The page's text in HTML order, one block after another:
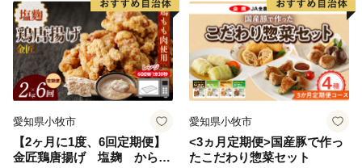
愛知県小牧市
【2ヶ月に1度、6回定期便】
金匠鶏唐揚げ 塩麹 からあ
愛知県小牧市
<3ヵ月定期便>国産豚で作っ
たこだわり惣菜セット